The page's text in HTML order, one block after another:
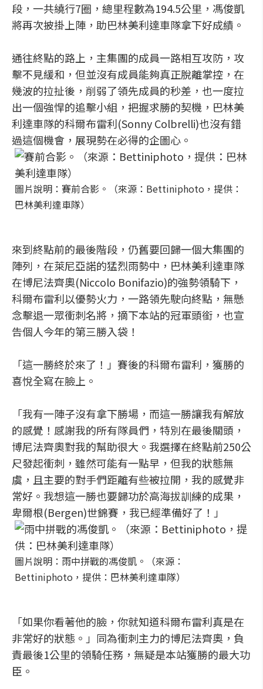
段，一共繞行7圈，總里程數為194.5公里，馮俊凱
將再次披掛上陣，助巴林美利達車隊拿下好成績。
通往終點的路上，主集團的成員一路相互攻防，攻
擊不見緩和，但並沒有成員能夠真正脫離掌控，在
幾波的拉扯後，削弱了領先成員的秒差，也一度拉
出一個強悍的追擊小組，把握求勝的契機，巴林美
利達車隊的科爾布雷利(Sonny Colbrelli)也沒有錯
過這個機會，展現勢在必得的企圖心。
圖片說明：賽前合影。（來源：Bettiniphoto，提供：
巴林美利達車隊）
來到終點前的最後階段，仍舊要回歸一個大集團的
陣列，在萊尼亞諾的猛烈雨勢中，巴林美利達車隊
在博尼法齊奧(Niccolo Bonifazio)的強勢領騎下，
科爾布雷利以優勢火力，一路領先駛向終點，無懸
念擊退一眾衝刺名將，摘下本站的冠軍頭銜，也宣
告個人今年的第三勝入袋！
「這一勝終於來了！」賽後的科爾布雷利，獲勝的
喜悅全寫在臉上。
「我有一陣子沒有拿下勝場，而這一勝讓我有解放
的感覺！感謝我的所有隊員們，特別在最後關頭，
博尼法齊奧對我的幫助很大。我選擇在終點前250公
尺發起衝刺，雖然可能有一點早，但我的狀態無
虞，且主要的對手們距離有些被拉開，我的感覺非
常好。我想這一勝也要歸功於高海拔訓練的成果，
卑爾根(Bergen)世錦賽，我已經準備好了！」
圖片說明：雨中拼戰的馮俊凱。（來源：
Bettiniphoto，提供：巴林美利達車隊）
「如果你看著他的臉，你就知道科爾布雷利真是在
非常好的狀態。」同為衝刺主力的博尼法齊奧，負
責最後1公里的領騎任務，無疑是本站獲勝的最大功
臣。